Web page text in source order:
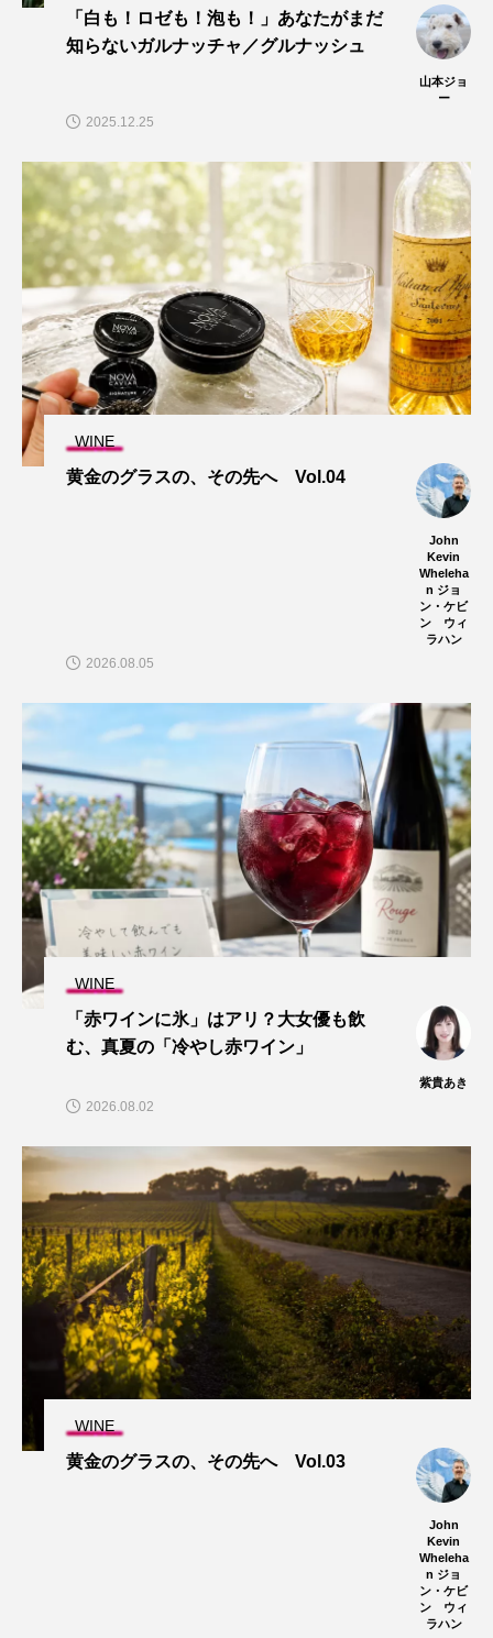
「白も！ロゼも！泡も！」あなたがまだ
知らないガルナッチャ／グルナッシュ
山本ジョ
ー
2025.12.25
WINE
黄金のグラスの、その先へ Vol.04
John
Kevin
Wheleha
n ジョ
ン・ケビ
ン ウィ
ラハン
2026.08.05
WINE
「赤ワインに氷」はアリ？大女優も飲
む、真夏の「冷やし赤ワイン」
紫貴あき
2026.08.02
WINE
黄金のグラスの、その先へ Vol.03
John
Kevin
Wheleha
n ジョ
ン・ケビ
ン ウィ
ラハン